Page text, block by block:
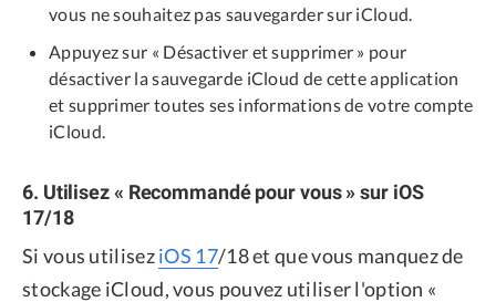
vous ne souhaitez pas sauvegarder sur iCloud.
Appuyez sur « Désactiver et supprimer » pour
désactiver la sauvegarde iCloud de cette application
et supprimer toutes ses informations de votre compte
iCloud.
6. Utilisez « Recommandé pour vous » sur iOS
17/18
Si vous utiliseziOS 17/18 et que vous manquez de
stockage iCloud, vous pouvez utiliser l'option «